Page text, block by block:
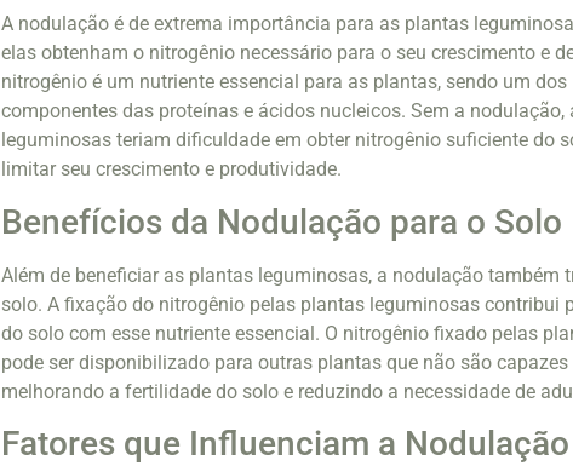
A nodulação é de extrema importância para as plantas
elas obtenham o nitrogênio necessário para o seu crescimento e
nitrogênio é um nutriente essencial para as plantas, sendo um
componentes das proteínas e ácidos nucleicos. Sem a nodulação,
leguminosas teriam dificuldade em obter nitrogênio suficiente do
limitar seu crescimento e produtividade.
Benefícios da Nodulação para o Solo
Além de beneficiar as plantas leguminosas, a nodulação também
solo. A fixação do nitrogênio pelas plantas leguminosas contribui
do solo com esse nutriente essencial. O nitrogênio fixado pelas
pode ser disponibilizado para outras plantas que não são
melhorando a fertilidade do solo e reduzindo a necessidade de
Fatores que Influenciam a Nodulação